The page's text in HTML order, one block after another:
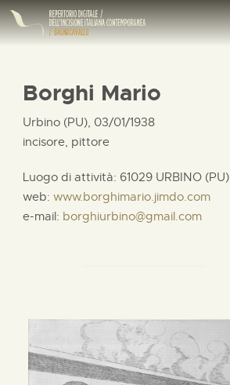
Borghi Mario
Urbino (PU), 03/01/1938
incisore, pittore
Luogo di attività: 61029 URBINO (PU)
web: www.borghimario.jimdo.com
e-mail: borghiurbino@gmail.com